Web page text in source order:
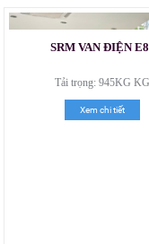
SRM VAN ĐIỆN
Tải trọng: 945KG KG
Xem chi tiết